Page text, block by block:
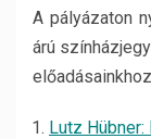
A pályázaton
árú
Lutz